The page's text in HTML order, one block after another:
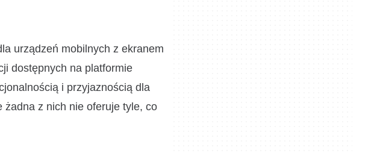
urządzeń mobilnych z ekranem
dostępnych na platformie
i przyjaznością dla
z nich nie oferuje tyle, co